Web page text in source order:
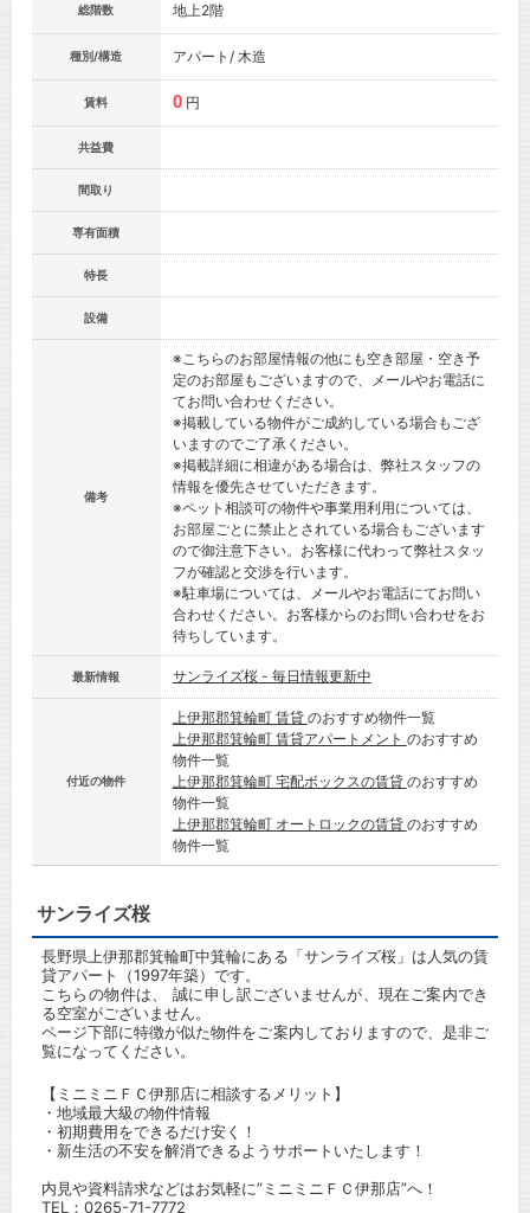
総階数 地上2階
種別/構造 アパート/ 木造
賃料 0 円
共益費
間取り
専有面積
特長
設備
備考
※こちらのお部屋情報の他にも空き部屋・空き予
定のお部屋もございますので、メールやお電話に
てお問い合わせください。
※掲載している物件がご成約している場合もござ
いますのでご了承ください。
※掲載詳細に相違がある場合は、弊社スタッフの
情報を優先させていただきます。
※ペット相談可の物件や事業用利用については、
お部屋ごとに禁止とされている場合もございます
ので御注意下さい。お客様に代わって弊社スタッ
フが確認と交渉を行います。
※駐車場については、メールやお電話にてお問い
合わせください。お客様からのお問い合わせをお
待ちしています。
最新情報 サンライズ桜 - 毎日情報更新中
付近の物件
上伊那郡箕輪町 賃貸 のおすすめ物件一覧
上伊那郡箕輪町 賃貸アパートメント のおすすめ
物件一覧
上伊那郡箕輪町 宅配ボックスの賃貸 のおすすめ
物件一覧
上伊那郡箕輪町 オートロックの賃貸 のおすすめ
物件一覧
サンライズ桜
長野県上伊那郡箕輪町中箕輪にある「サンライズ桜」は人気の賃
貸アパート（1997年築）です。
こちらの物件は、 誠に申し訳ございませんが、現在ご案内でき
る空室がございません。
ページ下部に特徴が似た物件をご案内しておりますので、是非ご
覧になってください。
【ミニミニＦＣ伊那店に相談するメリット】
・地域最大級の物件情報
・初期費用をできるだけ安く！
・新生活の不安を解消できるようサポートいたします！
内見や資料請求などはお気軽に”ミニミニＦＣ伊那店”へ！
TEL： 0265-71-7772